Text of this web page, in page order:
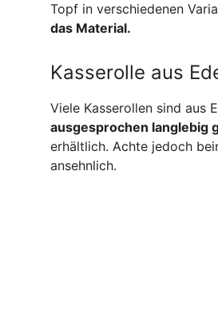
Topf in verschiedenen
das Material.
Kasserolle aus
Viele Kasserollen sind aus
ausgesprochen langlebig
erhältlich. Achte jedoch
ansehnlich.